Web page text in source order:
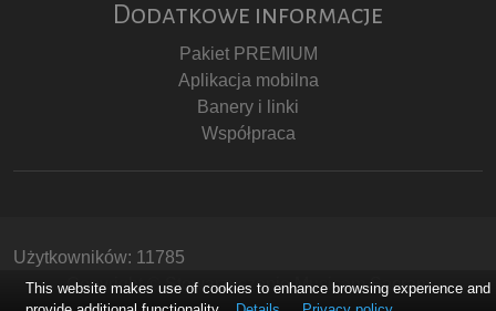
Dodatkowe informacje
Pakiet PREMIUM
Aplikacja mobilna
Banery i linki
Współpraca
Użytkowników: 11785
Copyright © Stowarzyszenie Musicam Sacram
This website makes use of cookies to enhance browsing experience and